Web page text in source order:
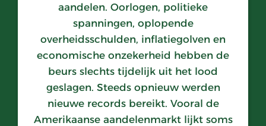
aandelen. Oorlogen, politieke
spanningen, oplopende
overheidsschulden, inflatiegolven en
economische onzekerheid hebben de
beurs slechts tijdelijk uit het lood
geslagen. Steeds opnieuw werden
nieuwe records bereikt. Vooral de
Amerikaanse aandelenmarkt lijkt soms